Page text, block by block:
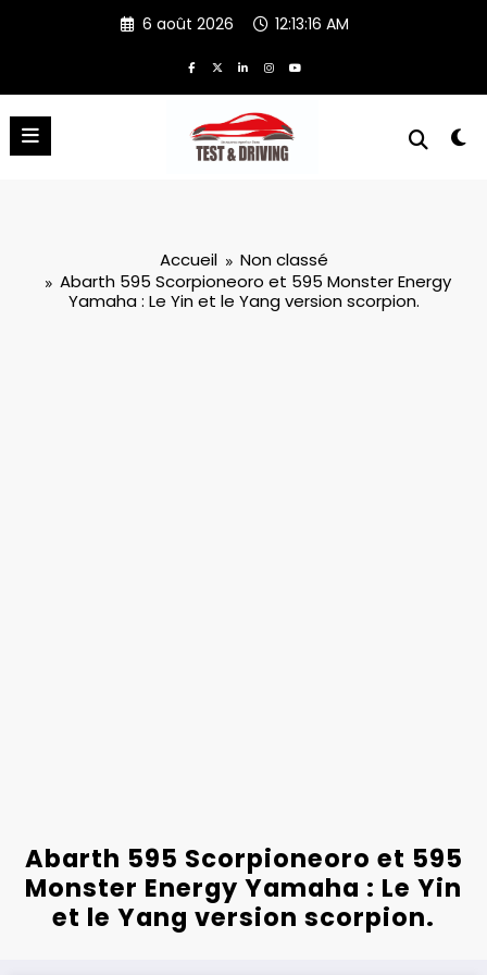
6 août 2026 12:13:17 AM
Accueil
Non classé
Abarth 595 Scorpioneoro et 595 Monster Energy
Yamaha : Le Yin et le Yang version scorpion.
Abarth 595 Scorpioneoro et 595
Monster Energy Yamaha : Le Yin
et le Yang version scorpion.